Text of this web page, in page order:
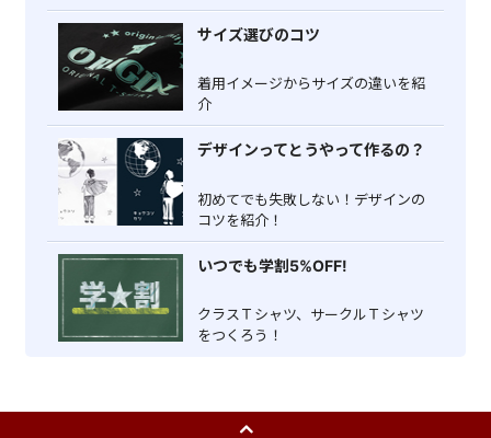
サイズ選びのコツ
着用イメージからサイズの違いを紹
介
デザインってとうやって作るの？
初めてでも失敗しない！デザインの
コツを紹介！
いつでも学割5%OFF!
クラスＴシャツ、サークルＴシャツ
をつくろう！